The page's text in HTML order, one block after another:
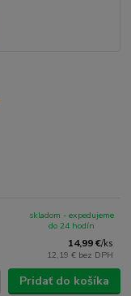
14,99 €/ks
12,19 € bez DPH
skladom - expedujeme
do 24 hodín
Pridať do košíka